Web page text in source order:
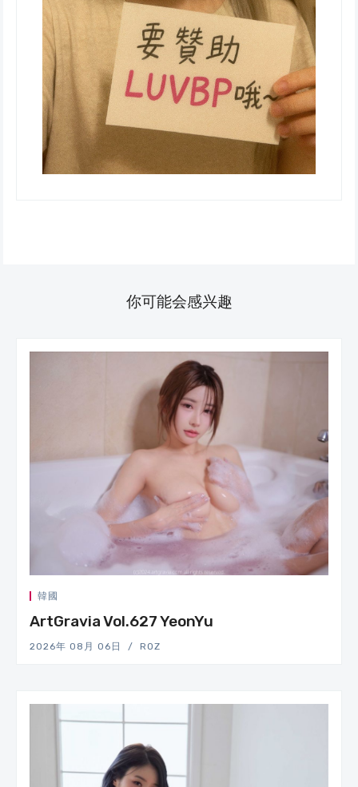
你可能会感兴趣
韓國
ArtGravia Vol.627 YeonYu
2026年 08月 06日 ROZ